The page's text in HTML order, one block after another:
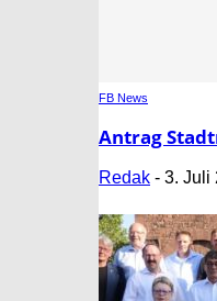
FB News
Antrag
Redak - 3. Juli